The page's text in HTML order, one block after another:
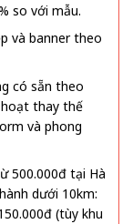
so với mẫu.
và banner theo
có sẵn theo
hoạt thay thế
và phong
500.000đ tại Hà
dưới 10km:
(tùy khu